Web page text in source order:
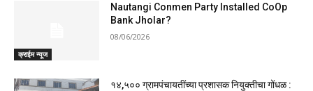
क्राईम न्यूज
Nautangi Conmen Party Installed CoOp
Bank Jholar?
08/06/2026
१४,५०० ग्रामपंचायतींच्या प्रशासक नियुक्तीचा गोंधळ :